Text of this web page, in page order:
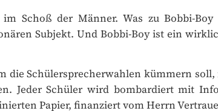
Schoß der Männer. Was zu Bobbi-Boy
Subjekt. Und Bobbi-Boy ist ein
die Schülersprecherwahlen kümmern
Jeder Schüler wird bombardiert mit
Papier, finanziert vom Herrn